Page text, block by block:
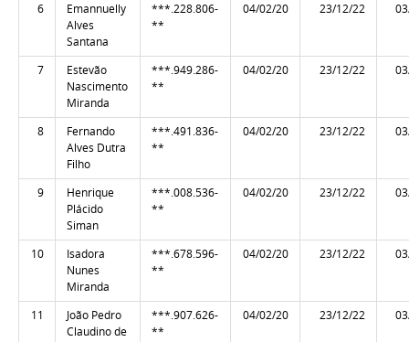
6
Emannuelly
Alves
Santana
***.228.806-
**
04/02/20 23/12/22
7
Estevão
Nascimento
Miranda
***.949.286-
**
04/02/20 23/12/22
8
Fernando
Alves Dutra
Filho
***.491.836-
**
04/02/20 23/12/22
9
Henrique
Plácido
Siman
***.008.536-
**
04/02/20 23/12/22
10
Isadora
Nunes
Miranda
***.678.596-
**
04/02/20 23/12/22
11
João Pedro
Claudino de
***.907.626-
**
04/02/20 23/12/22